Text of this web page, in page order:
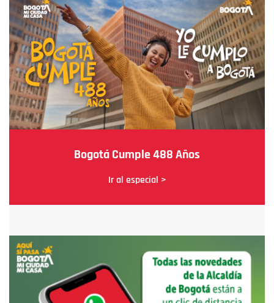
Bogotá Cumple 488 Años
Ir al especial >